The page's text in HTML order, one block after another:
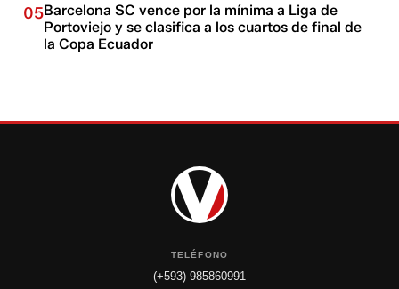
05Barcelona SC vence por la mínima a Liga de
Portoviejo y se clasifica a los cuartos de final de
la Copa Ecuador
TELÉFONO
(+593) 985860991